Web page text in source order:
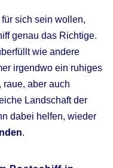
sich sein wollen,
genau das Richtige.
wie andere
irgendwo ein ruhiges
raue, aber auch
Landschaft der
dabei helfen, wieder
.